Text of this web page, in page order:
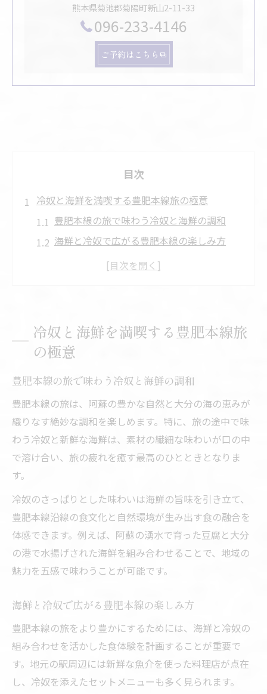
熊本県菊池郡菊陽町新山2-11-33
096-233-4146
ご予約はこちら
目次
冷奴と海鮮を満喫する豊肥本線旅の極意
豊肥本線の旅で味わう冷奴と海鮮の調和
海鮮と冷奴で広がる豊肥本線の楽しみ方
豊肥本線の運行状況を確認し海鮮旅を満喫
冷奴と海鮮を活かす豊肥本線旅のコツ
運行状況を活かした海鮮と冷奴の旅の工夫
時刻表を利用した旬の海鮮味わい方ガイド
路線図から見つける冷奴と海鮮の出会い方
ダイヤ改正で変わる海鮮と冷奴の味わい旅
運行状況を活かした快適な豊肥本線の旅
リアルタイム運行状況で楽しむ海鮮と冷奴
用
冷奴と海鮮が映える快適旅のポイント解説
特急を使った快適な海鮮と冷奴の旅計画
時刻表から選ぶ冷奴と海鮮のベストタイミ
ング
上り下りで変わる海鮮と冷奴の楽しみ方
運行状況を見て計画する海鮮と冷奴の旅路
特急時刻で抑える海鮮と冷奴の堪能術
冷奴と海鮮を満喫する豊肥本線旅
の極意
豊肥本線の旅で味わう冷奴と海鮮の調和
豊肥本線の旅は、阿蘇の豊かな自然と大分の海の恵みが
織りなす絶妙な調和を楽しめます。特に、旅の途中で味
わう冷奴と新鮮な海鮮は、素材の繊細な味わいが口の中
で溶け合い、旅の疲れを癒す最高のひとときとなりま
す。
冷奴のさっぱりとした味わいは海鮮の旨味を引き立て、
豊肥本線沿線の食文化と自然環境が生み出す食の融合を
体感できます。例えば、阿蘇の湧水で育った豆腐と大分
の港で水揚げされた海鮮を組み合わせることで、地域の
魅力を五感で味わうことが可能です。
海鮮と冷奴で広がる豊肥本線の楽しみ方
豊肥本線の旅をより豊かにするためには、海鮮と冷奴の
組み合わせを活かした食体験を計画することが重要で
す。地元の駅周辺には新鮮な魚介を使った料理店が点在
し、冷奴を添えたセットメニューも多く見られます。